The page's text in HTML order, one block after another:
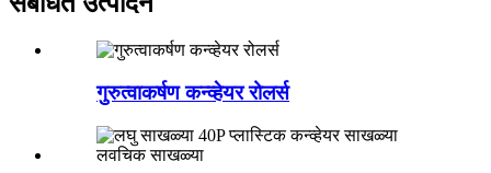
गुरुत्वाकर्षण कन्व्हेयर रोलर्स